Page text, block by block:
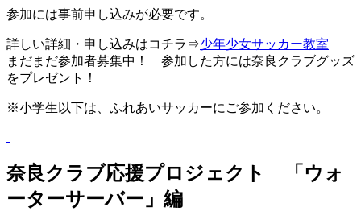
参加には事前申し込みが必要です。
詳しい詳細・申し込みはコチラ⇒少年少女サッカー教室
まだまだ参加者募集中！ 参加した方には奈良クラブグッズ
をプレゼント！
※小学生以下は、ふれあいサッカーにご参加ください。
奈良クラブ応援プロジェクト 「ウォ
ーターサーバー」編